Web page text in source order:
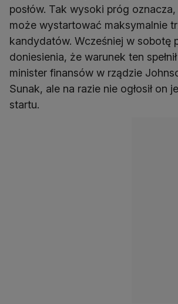
posłów. Tak wysoki próg
może wystartować maksymalnie
kandydatów. Wcześniej w sobotę
doniesienia, że warunek ten
minister finansów w rządzie
Sunak, ale na razie nie ogłosił on
startu.